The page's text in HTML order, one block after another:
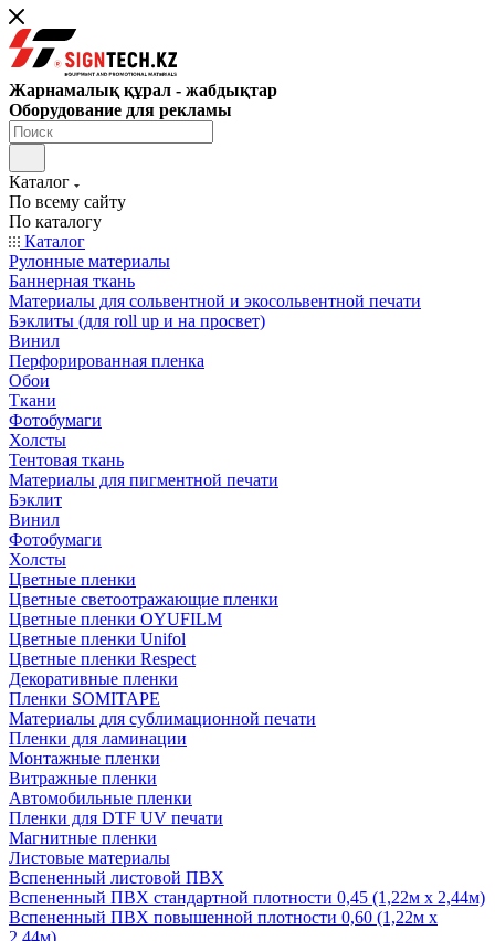
Жарнамалық құрал - жабдықтар
Оборудование для рекламы
Каталог
По всему сайту
По каталогу
Каталог
Рулонные материалы
Баннерная ткань
Материалы для сольвентной и экосольвентной печати
Бэклиты (для roll up и на просвет)
Винил
Перфорированная пленка
Обои
Ткани
Фотобумаги
Холсты
Тентовая ткань
Материалы для пигментной печати
Бэклит
Винил
Фотобумаги
Холсты
Цветные пленки
Цветные светоотражающие пленки
Цветные пленки OYUFILM
Цветные пленки Unifol
Цветные пленки Respect
Декоративные пленки
Пленки SOMITAPE
Материалы для сублимационной печати
Пленки для ламинации
Монтажные пленки
Витражные пленки
Автомобильные пленки
Пленки для DTF UV печати
Магнитные пленки
Листовые материалы
Вспененный листовой ПВХ
Вспененный ПВХ стандартной плотности 0,45 (1,22м х 2,44м)
Вспененный ПВХ повышенной плотности 0,60 (1,22м х
2,44м)